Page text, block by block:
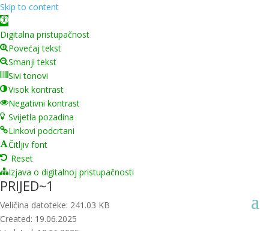
Skip to content
Open toolbar
Digitalna pristupačnost
Povećaj tekst
Smanji tekst
Sivi tonovi
Visok kontrast
Negativni kontrast
Svijetla pozadina
Linkovi podcrtani
Čitljiv font
Reset
Izjava o digitalnoj pristupačnosti
PRIJED~1
Veličina datoteke: 241.03 KB
Created: 19.06.2025